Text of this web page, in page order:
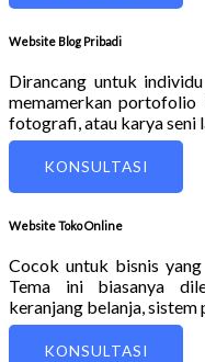
Website Blog Pribadi
Dirancang untuk
memamerkan portofolio
fotografi, atau karya seni
KONSULTASI
Website Toko Online
Cocok untuk bisnis
Tema ini biasanya
keranjang belanja, sistem
KONSULTASI